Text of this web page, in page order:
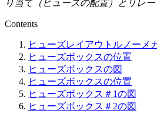
り当て（ヒューズの配置）とリレー
Contents
ヒューズレイアウトルノーメ
ヒューズボックスの位置
ヒューズボックスの図
ヒューズボックスの位置
ヒューズボックス＃1の図
ヒューズボックス＃2の図